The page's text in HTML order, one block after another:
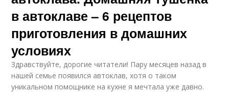
в автоклаве – 6 рецептов
приготовления в домашних
условиях
Здравствуйте, дорогие читатели! Пару месяцев назад в
нашей семье появился автоклав, хотя о таком
уникальном помощнике на кухне я мечтала уже давно.